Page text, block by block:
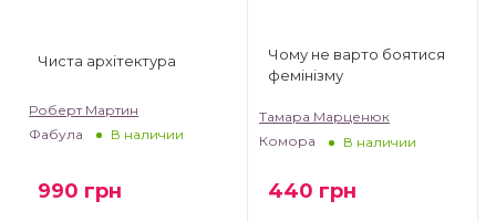
Чиста архітектура
Роберт Мартин
Фабула
В наличии
990 грн
Чому не варто боятися
фемінізму
Тамара Марценюк
Комора
В наличии
440 грн